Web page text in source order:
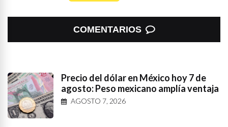
COMENTARIOS
Precio del dólar en México hoy 7 de
agosto: Peso mexicano amplía ventaja
AGOSTO 7, 2026